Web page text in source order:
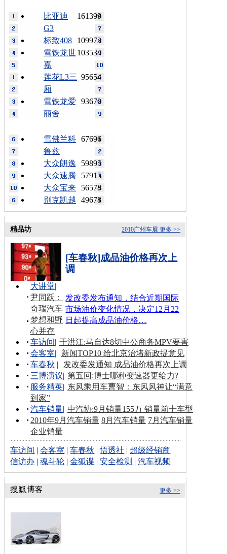
161399
比亚迪
G3
109973
标致408
103534
雪铁龙世
嘉
95654
莲花L3三
厢
93670
雪铁龙爱
丽舍
67696
雪佛兰科
鲁兹
59895
大众朗逸
57915
大众速腾
56578
大众宝来
49678
别克凯越
更多 >>
2010广州车展
精品坊
[车春秋]成品油价格再次上
调
发改委发布通知，结合近期国际
市场油价变化情况，决定12月22
日起提高成品油价格…
大讲堂|
尹同跃：
奇瑞汽车
梦想和野
心并存
车访间| 于洪江:马自达8切中公商务MPV要害
会客室|
新闻TOP10 给北京治堵新政提意见
车春秋 |
发改委发通知 成品油价格再次上调
三博演议| 第五回:博士哪种变速器更给力?
服务精英| 东风乘用车曹智：东风风神让“满意
到家”
汽车销量| 中汽协:9月销量155万 销量前十车型
2010年9月汽车销量 8月汽车销量 7月汽车销量
企业销量
车访间 |会客室 |车春秋 |悟透社 | 超级经销商
信访办 |魂斗轮 |金狐谍 |安全检测 |汽车视频
更多 >>